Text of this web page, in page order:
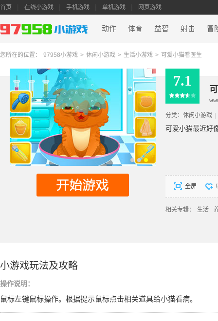
首页 在线小游戏 手机游戏 单机游戏 网页游戏
动作 体育 益智 射击 冒
您所在的位置： 97958小游戏 > 休闲小游戏 > 生活小游戏 > 可爱小猫看医生
7.1
分类： 休闲小游戏
可爱小猫最近好
全屏
相关专辑： 生活
小游戏玩法及攻略
操作说明：
鼠标左键鼠标操作。根据提示鼠标点击相关道具给小猫看病。